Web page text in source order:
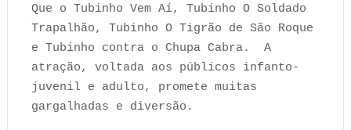
Que o Tubinho Vem Aí, Tubinho O Soldado
Trapalhão, Tubinho O Tigrão de São Roque
e Tubinho contra o Chupa Cabra. A
atração, voltada aos públicos infanto-
juvenil e adulto, promete muitas
gargalhadas e diversão.